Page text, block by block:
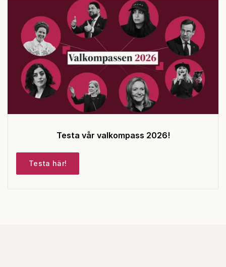
Testa vår valkompass 2026!
Testa här!